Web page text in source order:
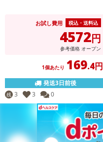
お試し費用 税込・送料込
4572円
参考価格 オープン
1個あたり 169.4円
発送3日前後
残 3 3 0